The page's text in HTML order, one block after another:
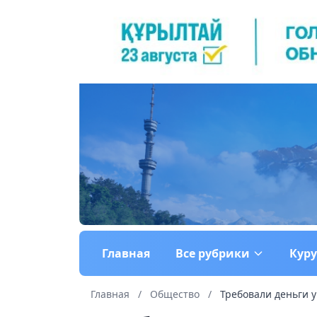
Главная Все рубрики
Главная / Общество / Требовали деньги